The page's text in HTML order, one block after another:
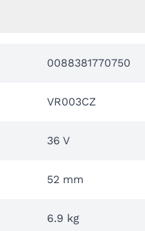
0088381770750
VR003CZ
36 V
52 mm
6.9 kg